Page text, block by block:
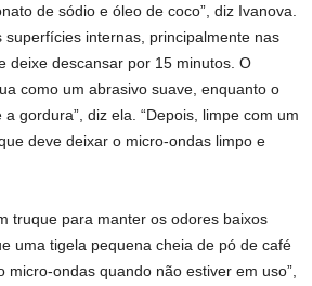
de sódio e óleo de coco”, diz Ivanova.
superfícies internas, principalmente nas
deixe descansar por 15 minutos. O
como um abrasivo suave, enquanto o
gordura”, diz ela. “Depois, limpe com um
deve deixar o micro-ondas limpo e
truque para manter os odores baixos
uma tigela pequena cheia de pó de café
micro-ondas quando não estiver em uso”,